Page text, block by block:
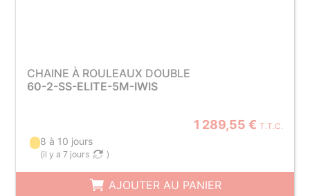
CHAINE À ROULEAUX DOUBLE
60-2-SS-ELITE-5M-IWIS
1 289,55 € T.T.C.
8 à 10 jours
(il y a 7 jours )
AJOUTER AU PANIER